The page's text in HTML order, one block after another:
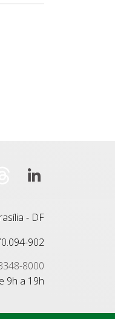
- DF
902
8000
9h a 19h